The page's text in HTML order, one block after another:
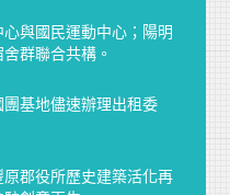
與國民運動中心；陽明
群聯合共構。
基地儘速辦理出租委
郡役所歷史建築活化再